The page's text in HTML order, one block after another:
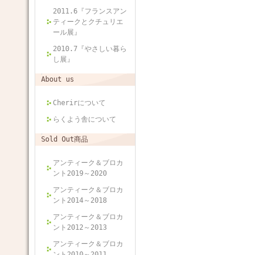
2011.6『フランスアン
ティークとクチュリエ
ール展』
2010.7『やさしい暮ら
し展』
About us
Cherirについて
らくよう舎について
Sold Out商品
アンティーク＆ブロカ
ント2019～2020
アンティーク＆ブロカ
ント2014～2018
アンティーク＆ブロカ
ント2012～2013
アンティーク＆ブロカ